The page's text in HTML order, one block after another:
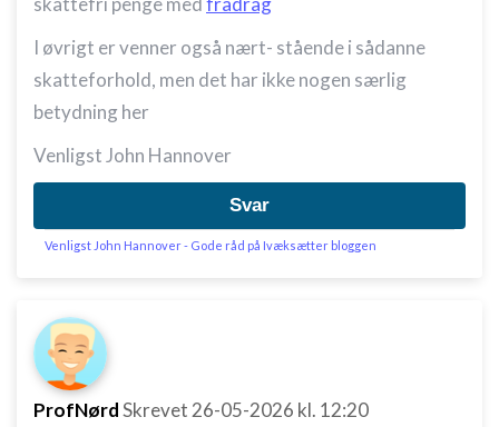
I øvrigt er venner også nært- stående i sådanne
skatteforhold, men det har ikke nogen særlig
betydning her
Venligst John Hannover
Svar
Venligst John Hannover - Gode råd på Ivæksætter bloggen
ProfNørdSkrevet 26-05-2026 kl. 12:20